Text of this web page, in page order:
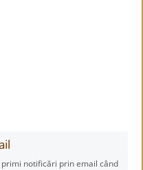
notificări prin email când